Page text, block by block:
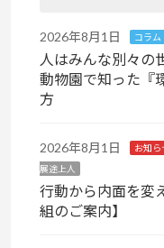
2026年8月1日 コラム
人はみんな別々の
動物園で知った『
方
2026年8月1日 お知ら
展途上人
行動から内面を変
組のご案内】